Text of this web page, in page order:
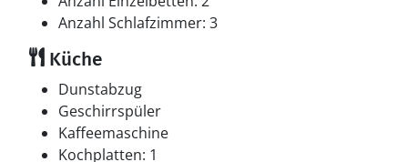
Anzahl Schlafzimmer: 3
Küche
Dunstabzug
Geschirrspüler
Kaffeemaschine
Kochplatten: 1